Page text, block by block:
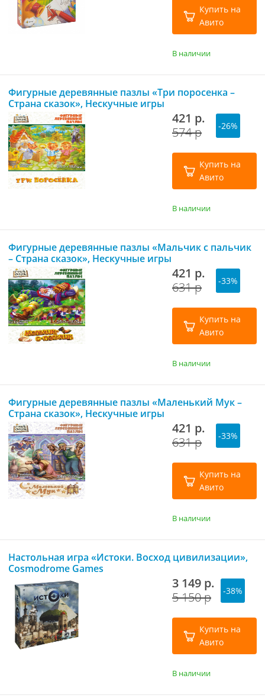
Купить на
Авито
В наличии
Фигурные деревянные пазлы «Три поросенка –
Страна сказок», Нескучные игры
421 р.
574 р
-26%
Купить на
Авито
В наличии
Фигурные деревянные пазлы «Мальчик с пальчик
– Страна сказок», Нескучные игры
421 р.
631 р
-33%
Купить на
Авито
В наличии
Фигурные деревянные пазлы «Маленький Мук –
Страна сказок», Нескучные игры
421 р.
631 р
-33%
Купить на
Авито
В наличии
Настольная игра «Истоки. Восход цивилизации»,
Cosmodrome Games
3 149 р.
5 150 р
-38%
Купить на
Авито
В наличии